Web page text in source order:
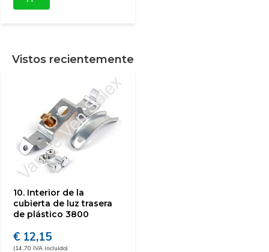
Vistos recientemente
10. Interior de la
cubierta de luz trasera
de plástico 3800
€ 12,15
(14,70 IVA incluido)